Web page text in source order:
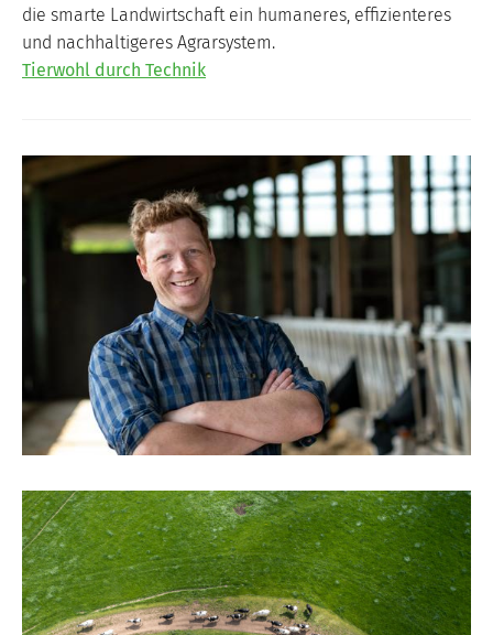
die smarte Landwirtschaft ein humaneres, effizienteres
und nachhaltigeres Agrarsystem.
Tierwohl durch Technik